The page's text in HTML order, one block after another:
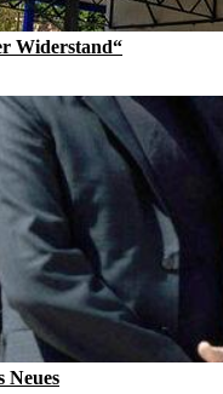
Widerstand“
Neues